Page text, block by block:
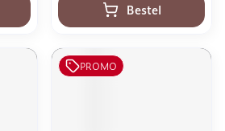
Bestel
PROMO